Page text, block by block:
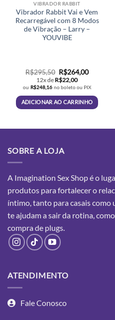
VIBRADOR RABBIT
Vibrador Rabbit Vai e Vem
Recarregável com 8 Modos
de Vibração – Larry –
YOUVIBE
R$295,50 O
preço
original
era:
R$295,50.
R$264,00O
atual
é:
12x de R$22,00
ou R$248,16 no boleto ou PIX
ADICIONAR AO CARRINHO
SOBRE A LOJA
A Imagination Sex Shop é o
produtos para fortalecer o
íntimo, tanto para casais
te ajudam a sair da rotina,
comprade plugs.
ATENDIMENTO
Fale Conosco